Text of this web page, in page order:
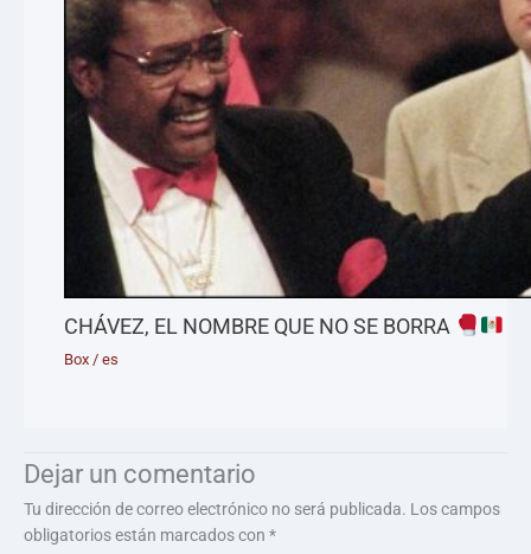
CHÁVEZ, EL NOMBRE QUE NO SE BORRA
Box /es
Dejar un comentario
Tu dirección de correo electrónico no será publicada. Los campos
obligatorios están marcados con *